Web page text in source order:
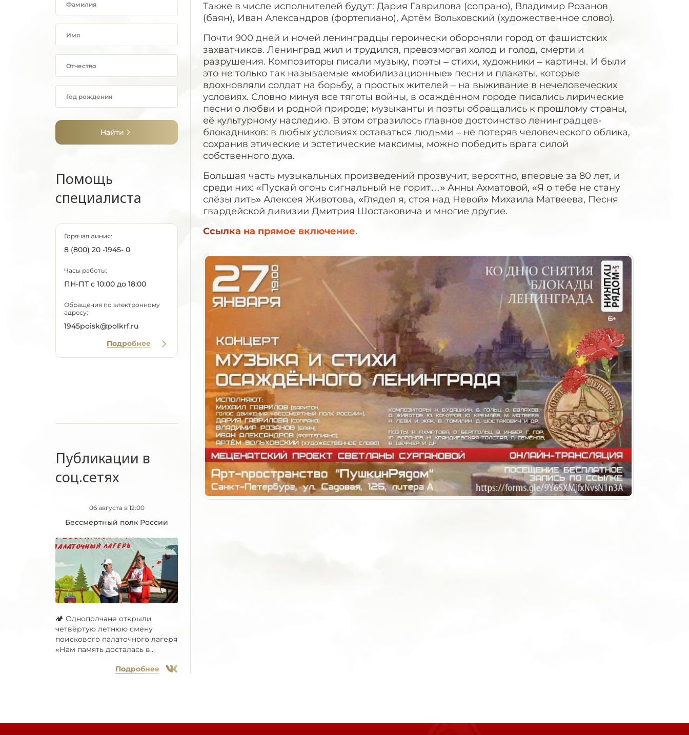
Найти
Помощь
специалиста
Горячая линия:
8 (800) 20 -1945- 0
Часы работы:
ПН-ПТ с 10:00 до 18:00
Обращения по электронному
адресу:
1945poisk@polkrf.ru
Подробнее
Публикации в
соц.сетях
06 августа в 12:00
Бессмертный полк России
🏕 Однополчане открыли
четвёртую летнюю смену
поискового палаточного лагеря
«Нам память досталась в...
Подробнее
Также в числе исполнителей будут: Дария Гаврилова (сопрано), Владимир Розанов
(баян), Иван Александров (фортепиано), Артём Вольховский (художественное слово).
Почти 900 дней и ночей ленинградцы героически обороняли город от фашистских
захватчиков. Ленинград жил и трудился, превозмогая холод и голод, смерти и
разрушения. Композиторы писали музыку, поэты – стихи, художники – картины. И были
это не только так называемые «мобилизационные» песни и плакаты, которые
вдохновляли солдат на борьбу, а простых жителей – на выживание в нечеловеческих
условиях. Словно минуя все тяготы войны, в осаждённом городе писались лирические
песни о любви и родной природе; музыканты и поэты обращались к прошлому страны,
её культурному наследию. В этом отразилось главное достоинство ленинградцев-
блокадников: в любых условиях оставаться людьми – не потеряв человеческого облика,
сохранив этические и эстетические максимы, можно победить врага силой
собственного духа.
Большая часть музыкальных произведений прозвучит, вероятно, впервые за 80 лет, и
среди них: «Пускай огонь сигнальный не горит…» Анны Ахматовой, «Я о тебе не стану
слёзы лить» Алексея Животова, «Глядел я, стоя над Невой» Михаила Матвеева, Песня
гвардейской дивизии Дмитрия Шостаковича и многие другие.
Ссылка на прямое включение.